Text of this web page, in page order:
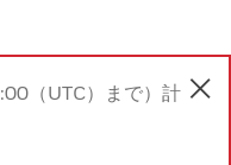
（UTC）まで）計